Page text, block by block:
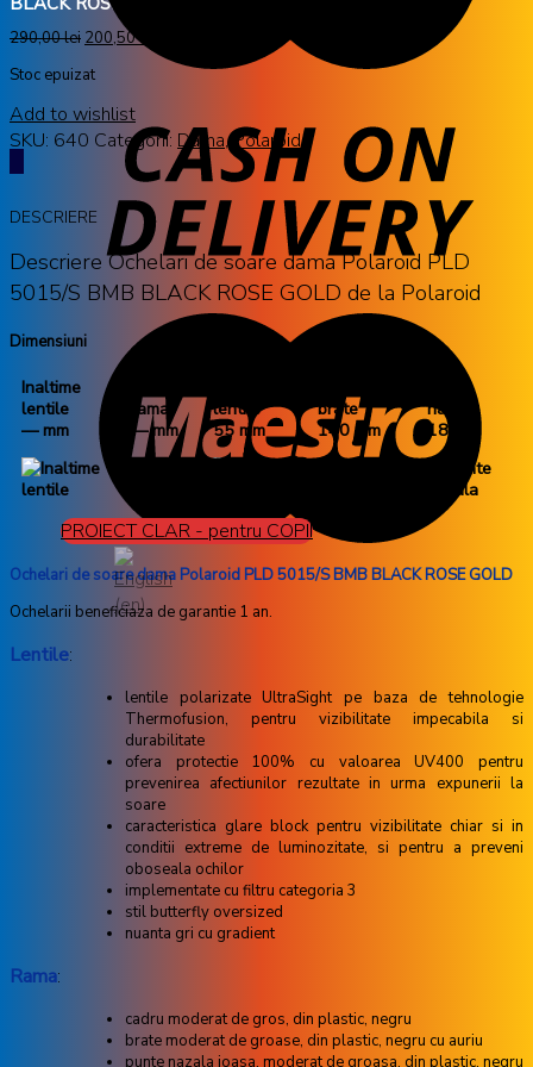
PROIECT CLAR - pentru COPII
290,00lei 200,50lei
Stoc epuizat
Add to wishlist
SKU: 640 Categorii: Dama,Polaroid
DESCRIERE
Descriere Ochelari de soare dama Polaroid PLD
5015/S BMB BLACK ROSE GOLD de la Polaroid
Dimensiuni
Inaltime
lentile
— mm
rama
— mm
lentile
55 mm
brate
140 mm
Punte
nazala
18 mm
Ochelari de soare dama Polaroid PLD 5015/S BMB BLACK ROSE GOLD
Ochelarii beneficiaza de garantie 1 an.
Lentile:
lentile polarizate UltraSight pe baza de tehnologie
Thermofusion, pentru vizibilitate impecabila si
durabilitate
ofera protectie 100% cu valoarea UV400 pentru
prevenirea afectiunilor rezultate in urma expunerii la
soare
caracteristica glare block pentru vizibilitate chiar si in
conditii extreme de luminozitate, si pentru a preveni
oboseala ochilor
implementate cu filtru categoria 3
stil butterfly oversized
nuanta gri cu gradient
Rama:
cadru moderat de gros, din plastic, negru
brate moderat de groase, din plastic, negru cu auriu
punte nazala joasa, moderat de groasa, din plastic, negru